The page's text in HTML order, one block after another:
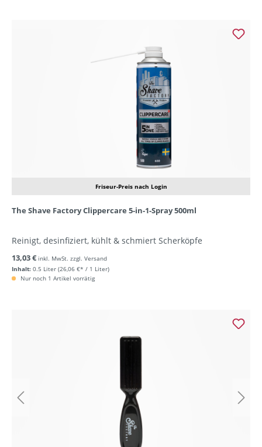
Friseur-Preis nach Login
The Shave Factory Clippercare 5-in-1-Spray 500ml
Reinigt, desinfiziert, kühlt & schmiert Scherköpfe
Inhalt: 0.5 Liter (26,06 €* / 1 Liter)
13,03 € inkl. MwSt. zzgl. Versand
Nur noch 1 Artikel vorrätig